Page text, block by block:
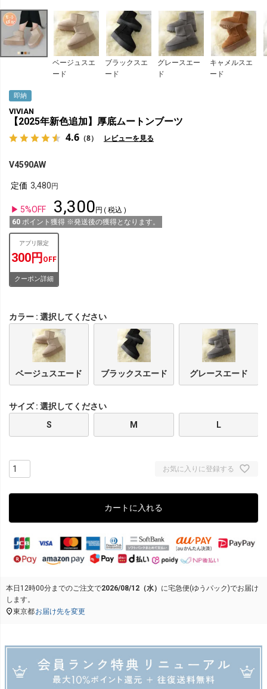
ベージュスエ
ード
ブラックスエ
ード
グレースエー
ド
キャメルスエ
ード
即納
VIVIAN
【2025年新色追加】厚底ムートンブーツ
4.6 （8） レビューを見る
V4590AW
定価 3,480
5%OFF 3,300
税込
60 ポイント獲得 ※発送後の獲得となります。
アプリ限定
300円 OFF
クーポン詳細
カラー 選択してください
ベージュスエード ブラックスエード グレースエード
サイズ
選択してください
S
M L
お気に入りに登録する
カートに入れる
本日 12時00分までのご注文で2026/08/12（水） に宅急便(ゆうパック)でお届け
します。
東京都お届け先を変更